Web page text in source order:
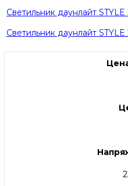
Светильник даунлайт STYLE
Светильник даунлайт